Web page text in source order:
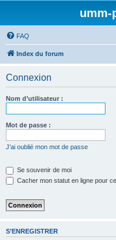
umm-
FAQ
Index du forum
Connexion
Nom d’utilisateur :
Mot de passe :
J’ai oublié mon mot de passe
Se souvenir de moi
Cacher mon statut en ligne pour
S’ENREGISTRER